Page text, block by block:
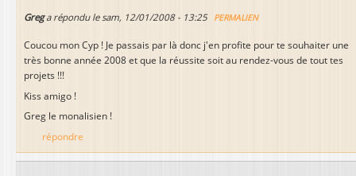
Grega répondu le sam, 12/01/2008 - 13:25 PERMALIEN
Coucou mon Cyp ! Je passais par là donc j'en profite pour te souhaiter une
très bonne année 2008 et que la réussite soit au rendez-vous de tout tes
projets !!!
Kiss amigo !
Greg le monalisien !
répondre